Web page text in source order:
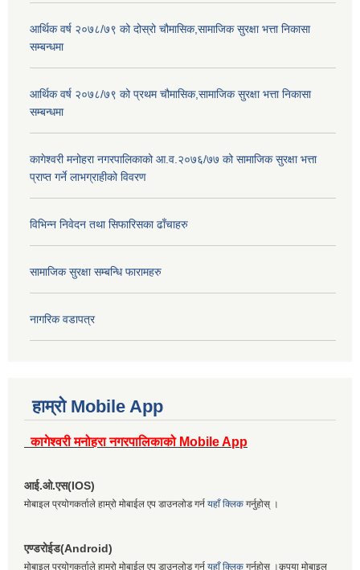
आर्थिक वर्ष २०७८/७९ को दोस्रो चौमासिक,सामाजिक सुरक्षा भत्ता निकासा
सम्बन्धमा
आर्थिक वर्ष २०७८/७९ को प्रथम चौमासिक,सामाजिक सुरक्षा भत्ता निकासा
सम्बन्धमा
कागेश्वरी मनोहरा नगरपालिकाको आ.व.२०७६/७७ को सामाजिक सुरक्षा भत्ता
प्राप्त गर्ने लाभग्राहीको विवरण
विभिन्न निवेदन तथा सिफारिसका ढाँचाहरु
सामाजिक सुरक्षा सम्बन्धि फारामहरु
नागरिक वडापत्र
हाम्रो Mobile App
कागेश्वरी मनोहरा नगरपालिकाको Mobile App
आई.ओ.एस(IOS)
मोबाइल प्रयोगकर्ताले हाम्रो मोबाईल एप डाउनलोड गर्न यहाँ क्लिक गर्नुहोस् ।
एण्डरोईड(Android)
मोबाइल प्रयोगकर्ताले हाम्रो मोबाईल एप डाउनलोड गर्न यहाँ क्लिक गर्नुहोस् ।कृपया मोबाइल